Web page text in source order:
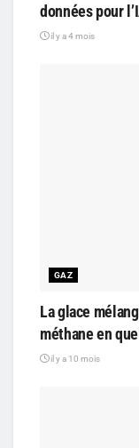
données pour
il y a 4 mois
GAZ
La glace
méthane en
il y a 10 mois